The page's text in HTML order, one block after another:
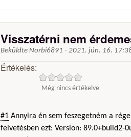
Visszatérni nem
Beküldte Norbi6891 - 2021. jún. 16.
Értékelés:
Még nincs értékelve
#1 Annyira én sem feszegetném a
felvetésben ezt: Version: 89.0+build2-